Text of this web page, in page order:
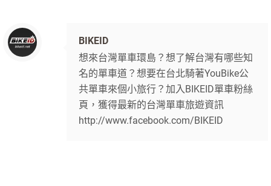
BIKEID
想來台灣單車環島？想了解台灣有哪些知
名的單車道？想要在台北騎著YouBike公
共單車來個小旅行？加入BIKEID單車粉絲
頁，獲得最新的台灣單車旅遊資訊
http://www.facebook.com/BIKEID